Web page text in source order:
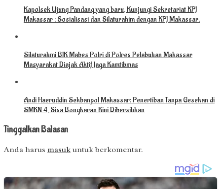
Kapolsek Ujung Pandang yang baru, Kunjungi Sekretariat KPJ
Makassar : Sosialisasi dan Silaturahim dengan KPJ Makassar.
Silaturahmi BIK Mabes Polri di Polres Pelabuhan Makassar
Masyarakat Diajak Aktif Jaga Kamtibmas
Andi Haeruddin Sekbanpol Makassar: Penertiban Tanpa Gesekan di
SMKN 4, Sisa Bongkaran Kini Dibersihkan
Tinggalkan Balasan
Anda harus masuk untuk berkomentar.